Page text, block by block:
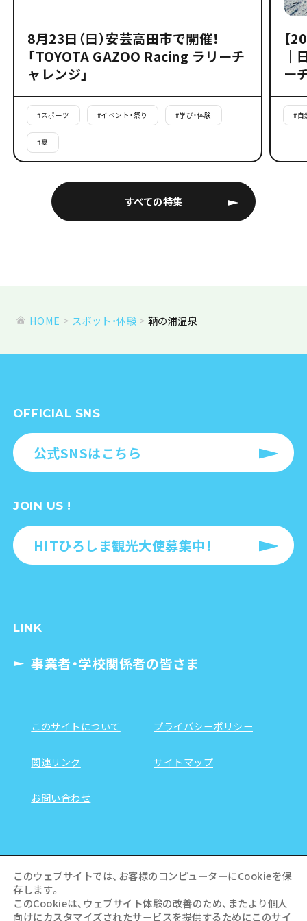
すべての特集
8月23日（日）安芸高田市で開催！
「TOYOTA GAZOO Racing ラリーチ
ャレンジ」
#スポーツ #イベント・祭り #学び・体験
#夏
【
｜
ー
#自
HOME スポット・体験 鞆の浦温泉
OFFICIAL SNS
公式SNSはこちら
JOIN US !
HITひろしま観光大使募集中！
LINK
事業者・学校関係者の皆さま
このサイトについて プライバシーポリシー
関連リンク サイトマップ
お問い合わせ
このウェブサイトでは、お客様のコンピューターにCookieを保
存します。
このCookieは、ウェブサイト体験の改善のため、またより個人
向けにカスタマイズされたサービスを提供するためにこのサイ